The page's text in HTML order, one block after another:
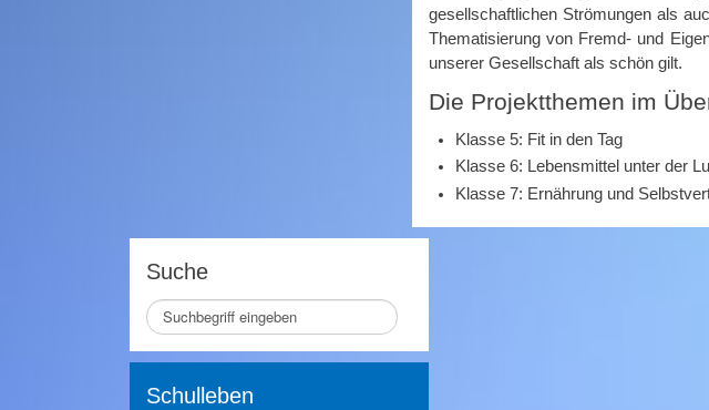
gesellschaftlichen Strömungen als
Thematisierung von Fremd- und
unserer Gesellschaft als schön gilt.
Die Projektthemen im
Klasse 5: Fit in den Tag
Klasse 6: Lebensmittel unter der
Klasse 7: Ernährung und
Suche
Seite
durchsuchen
Schulleben